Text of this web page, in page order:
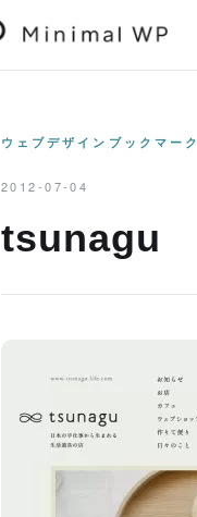
ウェブデザインブックマーク
2012-07-04
tsunagu